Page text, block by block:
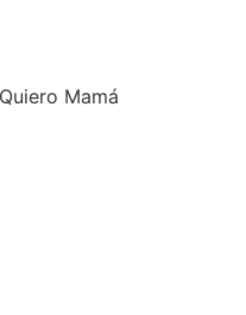
Mamá